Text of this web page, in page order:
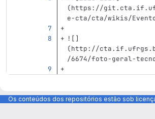
(https://
e-cta/cta/wikis/
![]
(http://
/6674/foto-geral-
Os conteúdos dos repositórios estão sob